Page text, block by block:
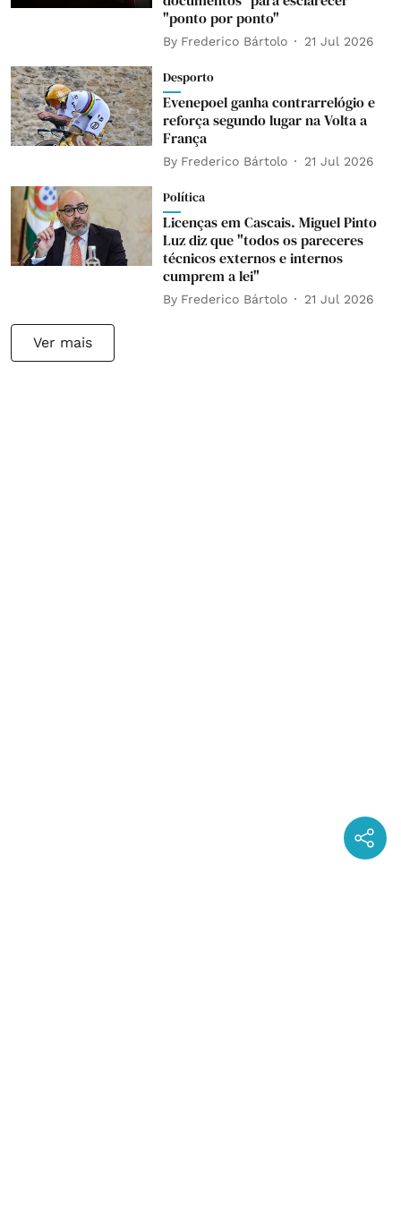
"ponto por ponto"
By Frederico Bártolo 21 Jul 2026
Desporto
Evenepoel ganha contrarrelógio e
reforça segundo lugar na Volta a
França
By Frederico Bártolo 21 Jul 2026
Política
Licenças em Cascais. Miguel Pinto
Luz diz que "todos os pareceres
técnicos externos e internos
cumprem a lei"
By Frederico Bártolo 21 Jul 2026
Ver mais